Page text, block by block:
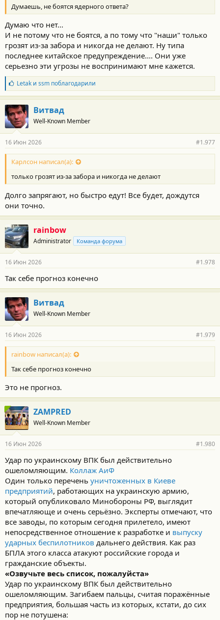
Думаешь, не боятся ядерного ответа?
Думаю что нет...
И не потому что не боятся, а по тому что "наши" только
грозят из-за забора и никогда не делают. Ну типа
последнее китайское предупреждение.... Они уже
серьезно эти угрозы не воспринимают мне кажется.
Б
л
а
г
о
д
а
н
о
с
и
:
Letakи ssmпоблагодарили
Витвад
Well-Known Member
16 Июн 2026 #1.977
Карлсон написал(а):
только грозят из-за забора и никогда не делают
Долго запрягают, но быстро едут! Все будет, дождутся
они точно.
rainbow
Administrator Команда форума
16 Июн 2026 #1.978
Так себе прогноз конечно
Витвад
Well-Known Member
16 Июн 2026 #1.979
rainbow написал(а):
Так себе прогноз конечно
Это не прогноз.
ZAMPRED
Well-Known Member
16 Июн 2026 #1.980
Удар по украинскому ВПК был действительно
ошеломляющим. Коллаж АиФ
Один только перечень уничтоженных в Киеве
предприятий, работающих на украинскую армию,
который опубликовало Минобороны РФ, выглядит
впечатляюще и очень серьёзно. Эксперты отмечают, что
все заводы, по которым сегодня прилетело, имеют
непосредственное отношение к разработке и выпуску
ударных беспилотников дальнего действия. Как раз
БПЛА этого класса атакуют российские города и
гражданские объекты.
«Озвучьте весь список, пожалуйста»
Удар по украинскому ВПК был действительно
ошеломляющим. Загибаем пальцы, считая поражённые
предприятия, большая часть из которых, кстати, до сих
пор не потушена: